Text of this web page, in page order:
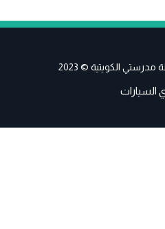
الكويتية © 2023
السيارات